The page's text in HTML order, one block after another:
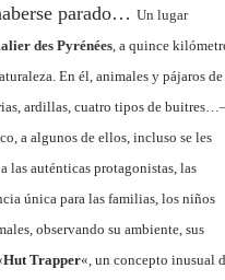
parado… Un lugar
des Pyrénées , a quince
En él, animales y pájaros de
ardillas, cuatro tipos de
a algunos de ellos, incluso se les
las auténticas protagonistas, las
única para las familias, los niños
observando su ambiente, sus
Hut Trapper«, un concepto inusual